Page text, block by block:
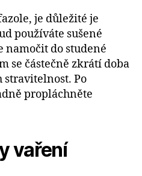
je důležité je
používáte sušené
namočit do studené
se částečně zkrátí doba
stravitelnost. Po
propláchněte
vaření